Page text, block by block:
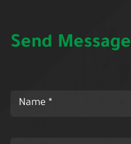
Send Message